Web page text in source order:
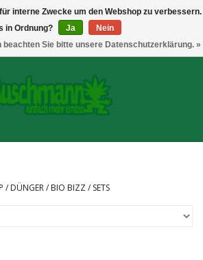
/ DÜNGER/ BIO BIZZ/ SETS
interne Zwecke um den Webshop zu verbessern.
in Ordnung?
Ja
Nein
beachten Sie bitte unsere Datenschutzerklärung. »